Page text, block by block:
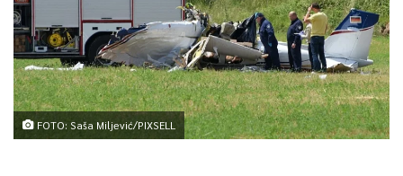
FOTO: Saša Miljević/PIXSELL